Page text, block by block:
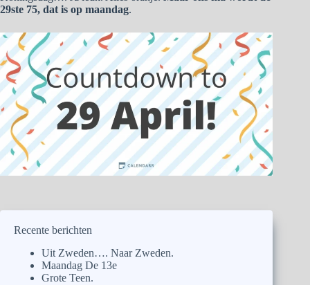
29ste 75, dat is op maandag.
Recente berichten
Uit Zweden…. Naar Zweden.
Maandag De 13e
Grote Teen.